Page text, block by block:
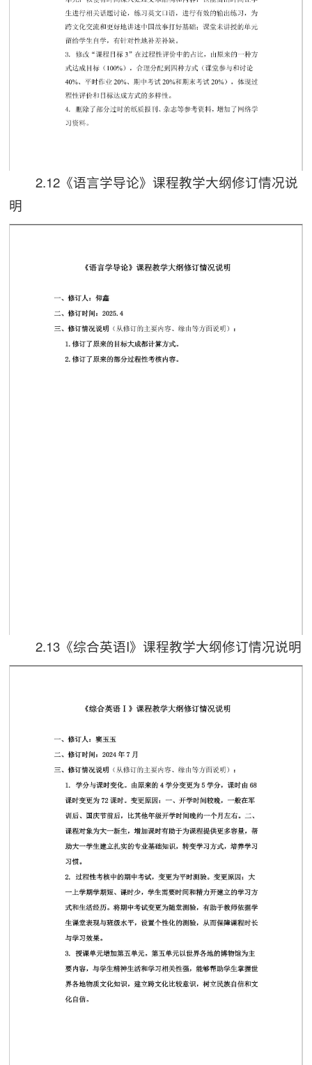
第 1 页
2.12《语言学导论》课程教学大纲修订情况说
明
第 1 页
2.13《综合英语I》课程教学大纲修订情况说明